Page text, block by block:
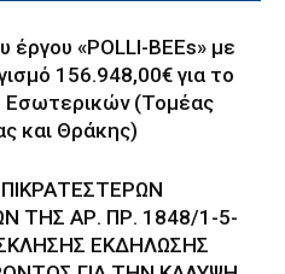
έργου «POLLI-BEEs» με
156.948,00€ για το
Εσωτερικών (Τομέας
και Θράκης)
ΤΗΣ ΑΡ. ΠΡ. 1848/1-5-
ΕΚΔΗΛΩΣΗΣ